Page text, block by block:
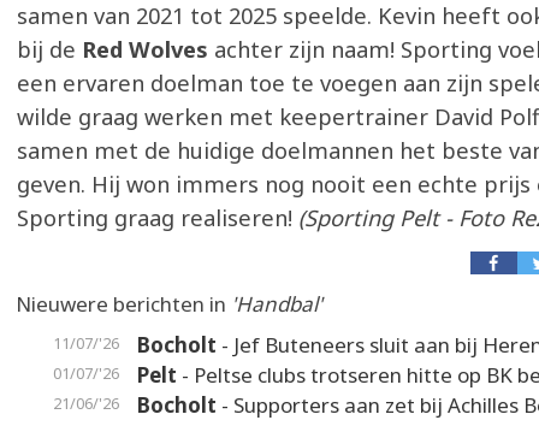
samen van 2021 tot 2025 speelde. Kevin heeft
bij de Red Wolves achter zijn naam! Sporting
een ervaren doelman toe te voegen aan zijn
wilde graag werken met keepertrainer David
samen met de huidige doelmannen het beste
geven. Hij won immers nog nooit een echte
Sporting graag realiseren! (Sporting Pelt - Foto
Nieuwere berichten in 'Handbal'
11/07/'26 Bocholt - Jef Buteneers sluit aan bij
01/07/'26 Pelt - Peltse clubs trotseren hitte op BK
21/06/'26 Bocholt - Supporters aan zet bij Achilles